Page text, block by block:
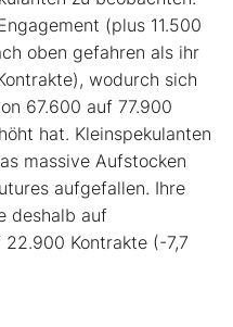
(plus 11.500
oben gefahren als ihr
wodurch sich
67.600 auf 77.900
hat. Kleinspekulanten
massive Aufstocken
aufgefallen. Ihre
deshalb auf
Kontrakte (-7,7